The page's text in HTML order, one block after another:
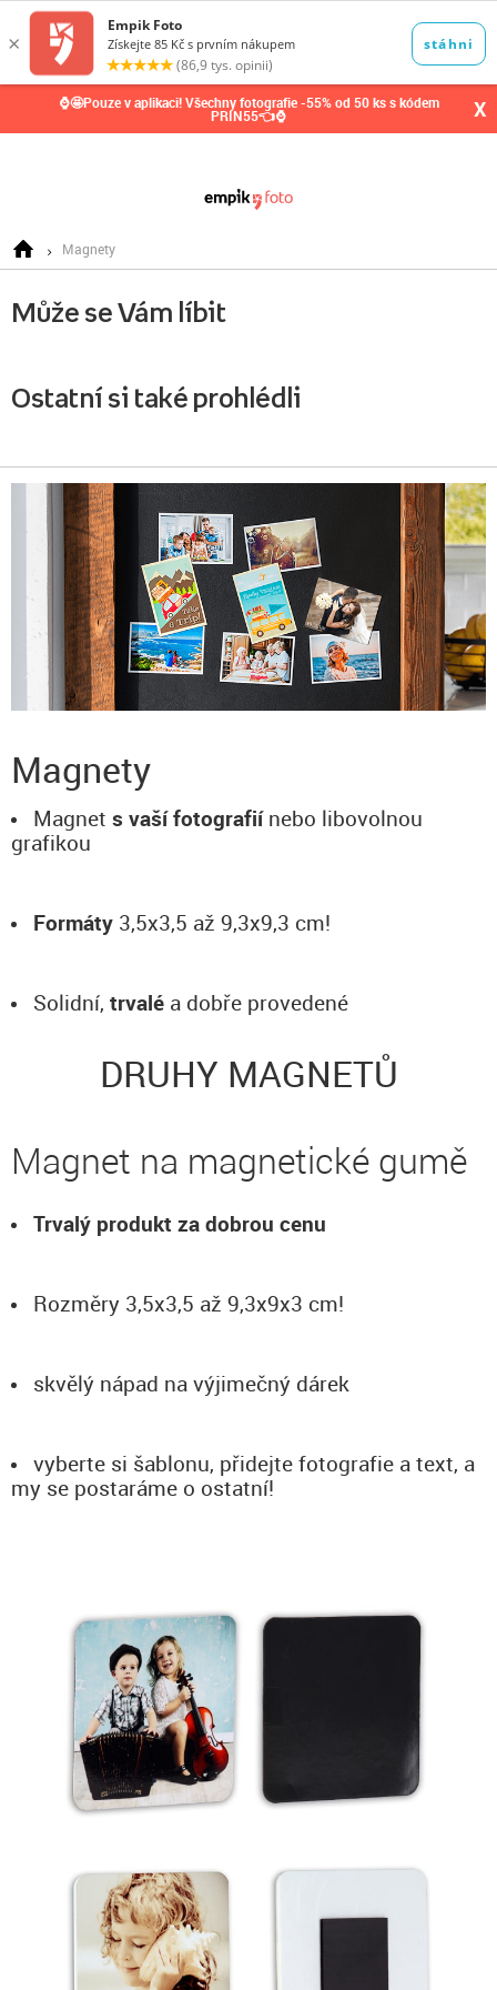
⌚🤩Pouze v aplikaci! Všechny fotografie -55% od 50 ks s kódem
PRIN55👈⌚ X
Magnety
Může se Vám líbit
Ostatní si také prohlédli
Magnety
Magnet s vaší fotografií nebo libovolnou
grafikou
Formáty 3,5x3,5 až 9,3x9,3 cm!
Solidní, trvalé a dobře provedené
DRUHY MAGNETŮ
Magnet na magnetické gumě
Trvalý produkt za dobrou cenu
Rozměry 3,5x3,5 až 9,3x9x3 cm!
skvělý nápad na výjimečný dárek
vyberte si šablonu, přidejte fotografie a text, a
my se postaráme o ostatní!